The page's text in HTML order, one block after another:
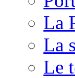
La
La
Le